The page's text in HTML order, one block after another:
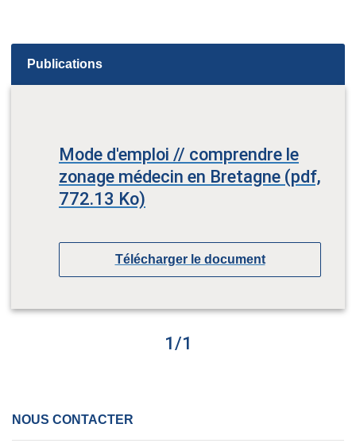
Publications
Mode d'emploi // comprendre le
zonage médecin en Bretagne (pdf,
772.13 Ko)
Télécharger le document
1 /1
NOUS CONTACTER